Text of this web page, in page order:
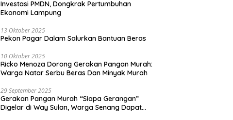
Investasi PMDN, Dongkrak Pertumbuhan
Ekonomi Lampung
13 Oktober 2025
Pekon Pagar Dalam Salurkan Bantuan Beras
10 Oktober 2025
Ricko Menoza Dorong Gerakan Pangan Murah:
Warga Natar Serbu Beras Dan Minyak Murah
29 September 2025
Gerakan Pangan Murah “Siapa Gerangan”
Digelar di Way Sulan, Warga Senang Dapat